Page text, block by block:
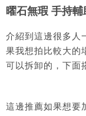
曜石無瑕 手持
介紹到這邊很多人
果我想拍比較大的
可以拆卸的，下面
這邊推薦如果想要